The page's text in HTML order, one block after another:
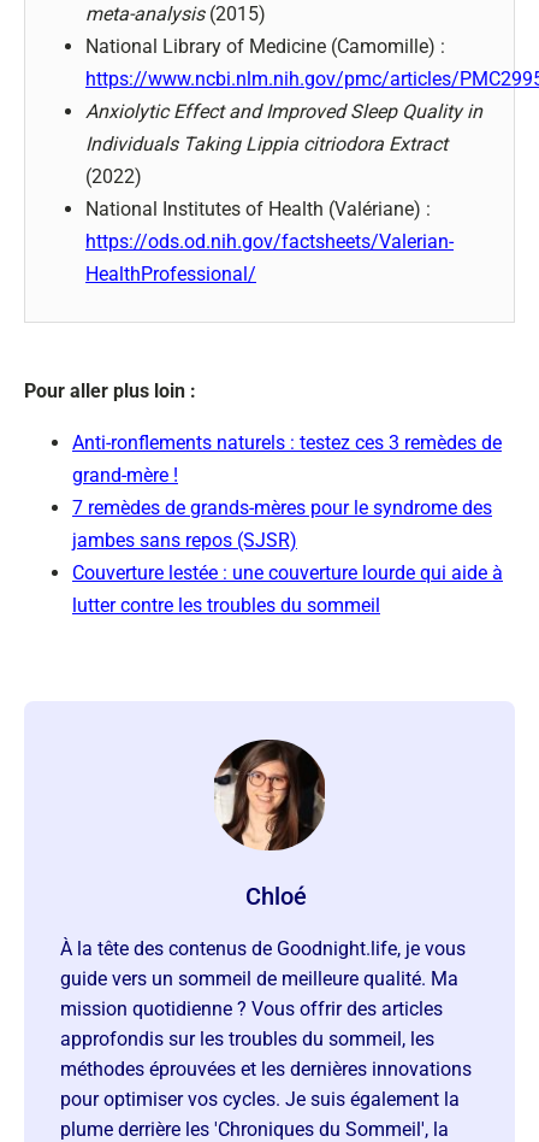
meta-analysis(2015)
National Library of Medicine (Camomille) :
https://www.ncbi.nlm.nih.gov/pmc/articles/
Anxiolytic Effect and Improved Sleep Quality in
Individuals Taking Lippia citriodora Extract
(2022)
National Institutes of Health (Valériane) :
https://ods.od.nih.gov/factsheets/Valerian-
HealthProfessional/
Pour aller plus loin :
Anti-ronflements naturels : testez ces 3 remèdes de
grand-mère !
7 remèdes de grands-mères pour le syndrome des
jambes sans repos (SJSR)
Couverture lestée : une couverture lourde qui aide à
lutter contre les troubles du sommeil
Chloé
À la tête des contenus de Goodnight.life, je vous
guide vers un sommeil de meilleure qualité. Ma
mission quotidienne ? Vous offrir des articles
approfondis sur les troubles du sommeil, les
méthodes éprouvées et les dernières innovations
pour optimiser vos cycles. Je suis également la
plume derrière les 'Chroniques du Sommeil', la